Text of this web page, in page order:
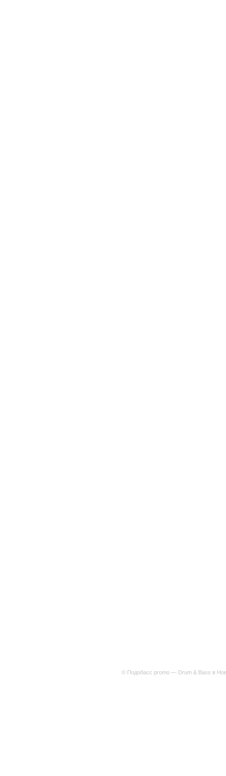
© Подобасс promo — Drum & Bass в